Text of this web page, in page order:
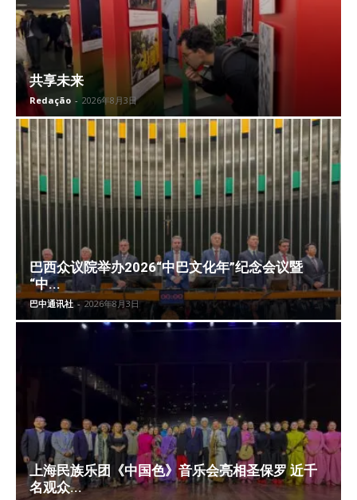
共享未来
Redação - 2026年8月3日
巴西众议院举办2026“中巴文化年”纪念会议暨
“中...
巴中通讯社 - 2026年8月3日
上海民族乐团《中国色》音乐会亮相圣保罗 近千
名观众...